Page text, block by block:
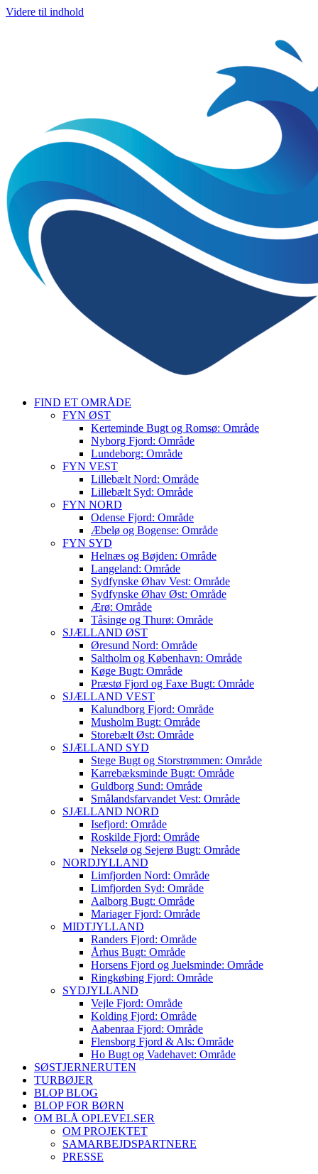
Videre til indhold
FIND ET OMRÅDE
FYN ØST
Kerteminde Bugt og Romsø: Område
Nyborg Fjord: Område
Lundeborg: Område
FYN VEST
Lillebælt Nord: Område
Lillebælt Syd: Område
FYN NORD
Odense Fjord: Område
Æbelø og Bogense: Område
FYN SYD
Helnæs og Bøjden: Område
Langeland: Område
Sydfynske Øhav Vest: Område
Sydfynske Øhav Øst: Område
Ærø: Område
Tåsinge og Thurø: Område
SJÆLLAND ØST
Øresund Nord: Område
Saltholm og København: Område
Køge Bugt: Område
Præstø Fjord og Faxe Bugt: Område
SJÆLLAND VEST
Kalundborg Fjord: Område
Musholm Bugt: Område
Storebælt Øst: Område
SJÆLLAND SYD
Stege Bugt og Storstrømmen: Område
Karrebæksminde Bugt: Område
Guldborg Sund: Område
Smålandsfarvandet Vest: Område
SJÆLLAND NORD
Isefjord: Område
Roskilde Fjord: Område
Nekselø og Sejerø Bugt: Område
NORDJYLLAND
Limfjorden Nord: Område
Limfjorden Syd: Område
Aalborg Bugt: Område
Mariager Fjord: Område
MIDTJYLLAND
Randers Fjord: Område
Århus Bugt: Område
Horsens Fjord og Juelsminde: Område
Ringkøbing Fjord: Område
SYDJYLLAND
Vejle Fjord: Område
Kolding Fjord: Område
Aabenraa Fjord: Område
Flensborg Fjord & Als: Område
Ho Bugt og Vadehavet: Område
SØSTJERNERUTEN
TURBØJER
BLOP BLOG
BLOP FOR BØRN
OM BLÅ OPLEVELSER
OM PROJEKTET
SAMARBEJDSPARTNERE
PRESSE